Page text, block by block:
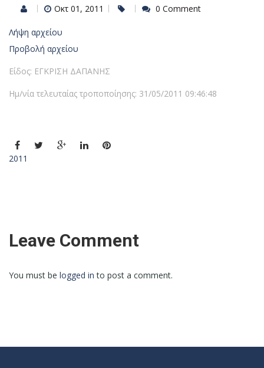
Οκτ 01, 2011 0 Comment
Λήψη αρχείου
Προβολή αρχείου
Είδος: ΕΓΚΡΙΣΗ ΔΑΠΑΝΗΣ
Ημ/νία τελευταίας τροποποίησης: 31/05/2011 09:46:48
2011
Leave Comment
You must be logged in to post a comment.